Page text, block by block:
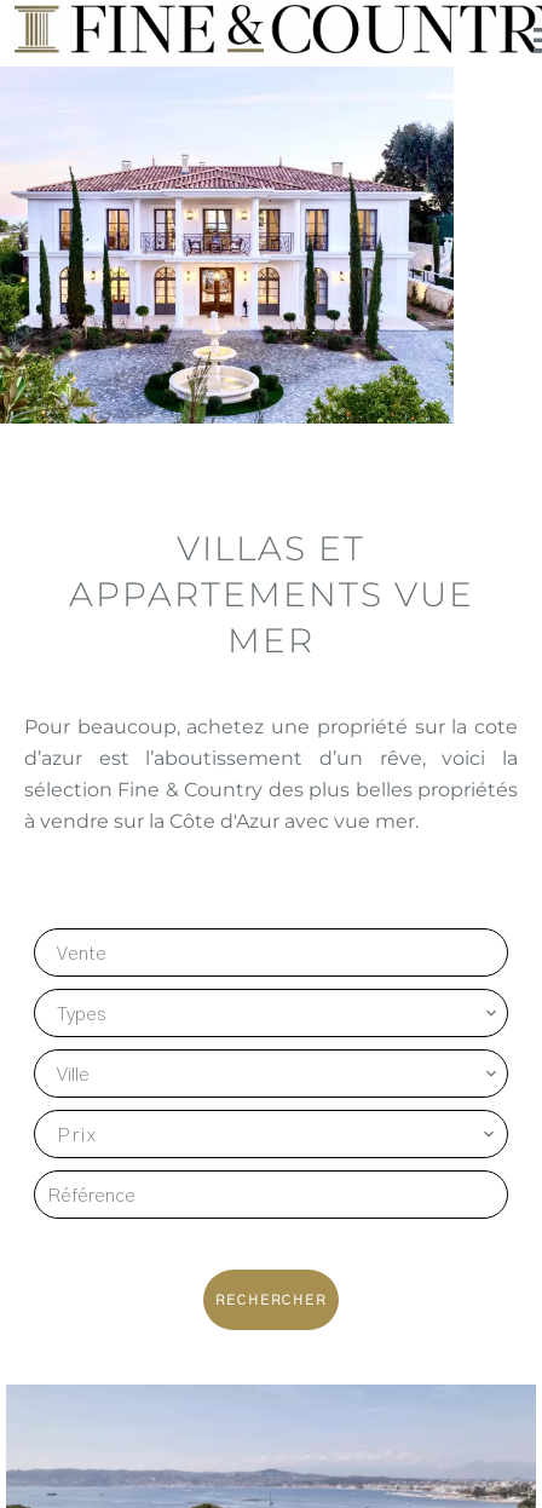
VILLAS ET
APPARTEMENTS VUE
MER
Pour beaucoup, achetez une propriété sur la cote
d’azur est l’aboutissement d’un rêve, voici la
sélection Fine & Country des plus belles propriétés
à vendre sur la Côte d'Azur avec vue mer.
Vente
Types
Ville
Prix
RECHERCHER